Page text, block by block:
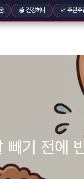
🍯 건강허니 📈 주린주
빼기 전에